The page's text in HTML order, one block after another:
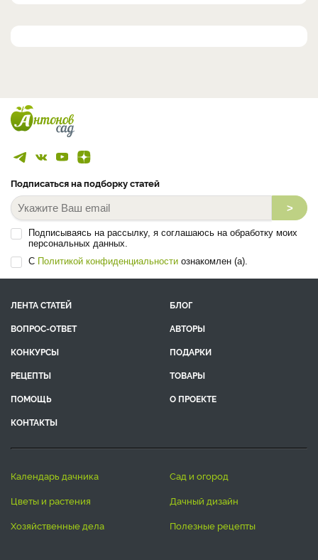
Подписаться на подборку статей
>
Подписываясь на рассылку, я соглашаюсь на обработку моих
персональных данных.
С Политикой конфиденциальности ознакомлен (а).
ЛЕНТА СТАТЕЙ
БЛОГ
ВОПРОС-ОТВЕТ
АВТОРЫ
КОНКУРСЫ
ПОДАРКИ
РЕЦЕПТЫ
ТОВАРЫ
ПОМОЩЬ
О ПРОЕКТЕ
КОНТАКТЫ
календарь дачника
сад и огород
цветы и растения
дачный дизайн
хозяйственные дела
полезные рецепты